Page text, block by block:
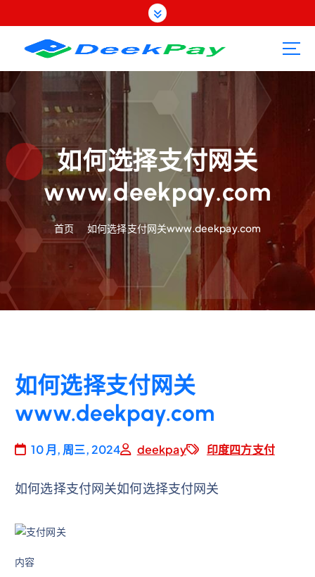
转
容
如何选择支付网关
www.deekpay.com
首页 如何选择支付网关www.deekpay.com
如何选择支付网关
www.deekpay.com
10 月, 周三, 2024 deekpay 印度四方支付
如何选择支付网关如何选择支付网关
内容